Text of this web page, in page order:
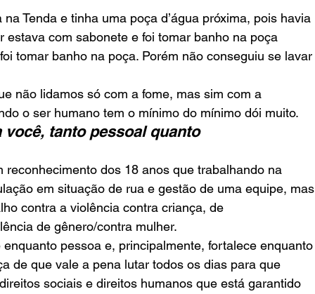
Tenda e tinha uma poça d’água próxima, pois havia
estava com sabonete e foi tomar banho na poça
tomar banho na poça. Porém não conseguiu se lavar
não lidamos só com a fome, mas sim com a
o ser humano tem o mínimo do mínimo dói muito.
tanto pessoal quanto
dos 18 anos que trabalhando na
em situação de rua e gestão de uma equipe, mas
contra a violência contra criança, de
de gênero/contra mulher.
pessoa e, principalmente, fortalece enquanto
de que vale a pena lutar todos os dias para que
sociais e direitos humanos que está garantido